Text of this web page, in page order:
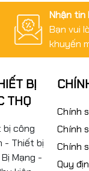
Nhận tin
Bạn vui
khuyến
BỊ
THỌ
công
- Thiết bị
Mạng -
Chính
Chính
Chính
Quy